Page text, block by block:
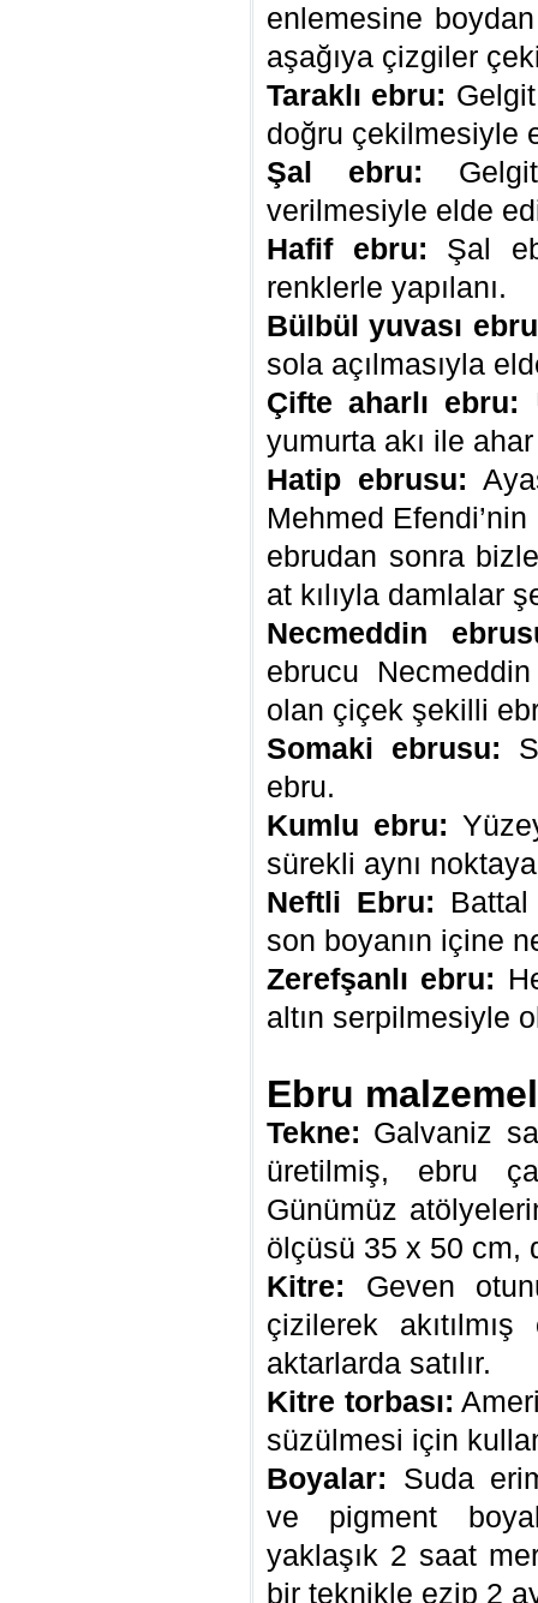
enlemesine
aşağıya çizgiler
Taraklı ebru:
doğru çekilmesiyle
Şal ebru:
verilmesiyle elde
Hafif ebru: Şal
renklerle yapılanı.
Bülbül yuvası
sola açılmasıyla
Çifte aharlı ebru:
yumurta akı ile
Hatip ebrusu:
Mehmed
ebrudan sonra
at kılıyla damlalar
Necmeddin
ebrucu
olan çiçek şekilli
Somaki ebrusu:
ebru.
Kumlu ebru:
sürekli aynı
Neftli Ebru:
son boyanın içine
Zerefşanlı ebru:
altın serpilmesiyle
Ebru
Tekne: Galvaniz
üretilmiş, ebru
Günümüz
ölçüsü 35 x 50 cm,
Kitre: Geven
çizilerek
aktarlarda satılır.
Kitre torbası:
süzülmesi için
Boyalar: Suda
ve pigment
yaklaşık 2 saat
bir teknikle ezip 2